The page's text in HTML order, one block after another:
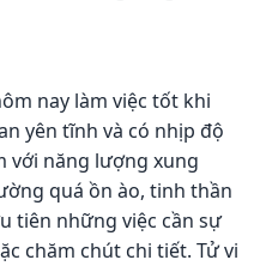
nay làm việc tốt khi
yên tĩnh và có nhịp độ
với năng lượng xung
quá ồn ào, tinh thần
tiên những việc cần sự
chăm chút chi tiết. Tử vi